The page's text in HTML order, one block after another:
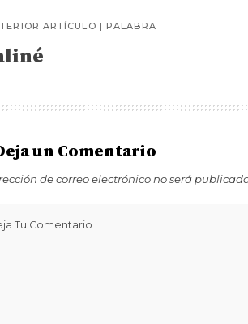
ARTÍCULO | PALABRA
un Comentario
de correo electrónico no será